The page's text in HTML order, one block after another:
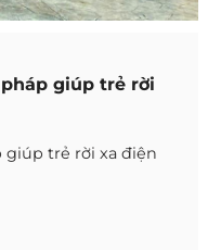
giúp trẻ rời
giúp trẻ rời xa điện